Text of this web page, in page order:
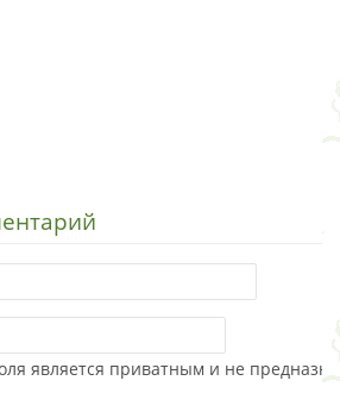
является приватным и не